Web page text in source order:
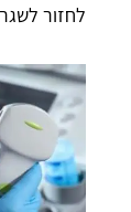
לחזור